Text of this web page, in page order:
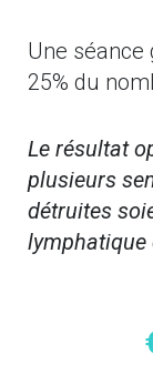
Une séance
25% du
Le résultat
plusieurs
détruites
lymphatique